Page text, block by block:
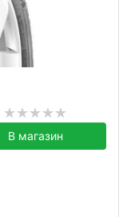
В магазин